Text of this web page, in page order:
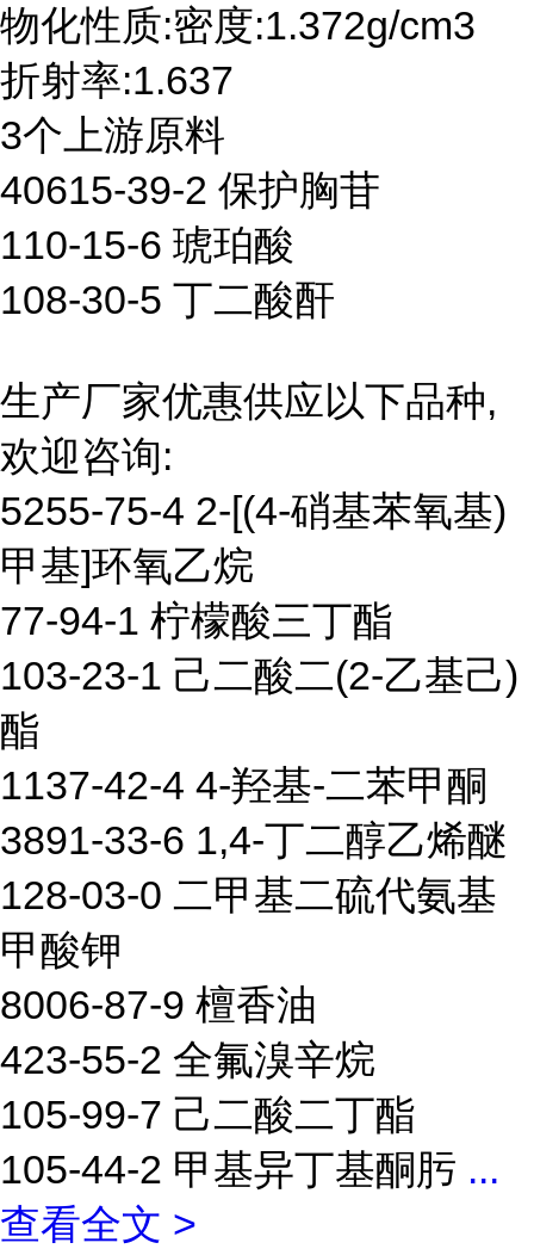
物化性质:密度:1.372g/cm3
折射率:1.637
3个上游原料
40615-39-2 保护胸苷
110-15-6 琥珀酸
108-30-5 丁二酸酐
生产厂家优惠供应以下品种,
欢迎咨询:
5255-75-4 2-[(4-硝基苯氧基)
甲基]环氧乙烷
77-94-1 柠檬酸三丁酯
103-23-1 己二酸二(2-乙基己)
酯
1137-42-4 4-羟基-二苯甲酮
3891-33-6 1,4-丁二醇乙烯醚
128-03-0 二甲基二硫代氨基
甲酸钾
8006-87-9 檀香油
423-55-2 全氟溴辛烷
105-99-7 己二酸二丁酯
105-44-2 甲基异丁基酮肟 ...
查看全文 >